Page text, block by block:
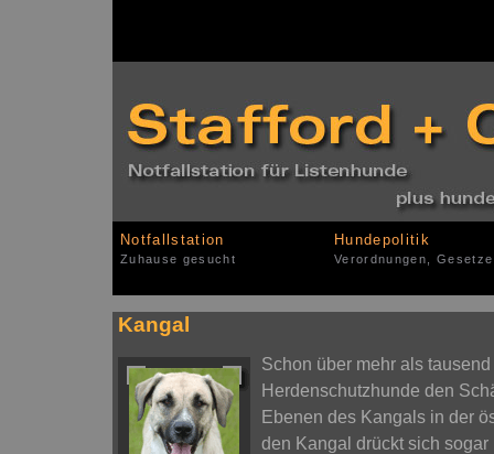
Notfallstation
Zuhause gesucht
Hundepolitik
Verordnungen,
Kangal
Schon über mehr als
Herdenschutzhunde den
Ebenen des Kangals in der
den Kangal drückt sich